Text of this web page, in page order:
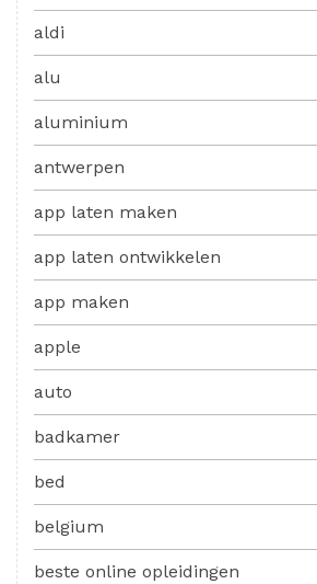
aldi
alu
aluminium
antwerpen
app laten maken
app laten ontwikkelen
app maken
apple
auto
badkamer
bed
belgium
beste online opleidingen